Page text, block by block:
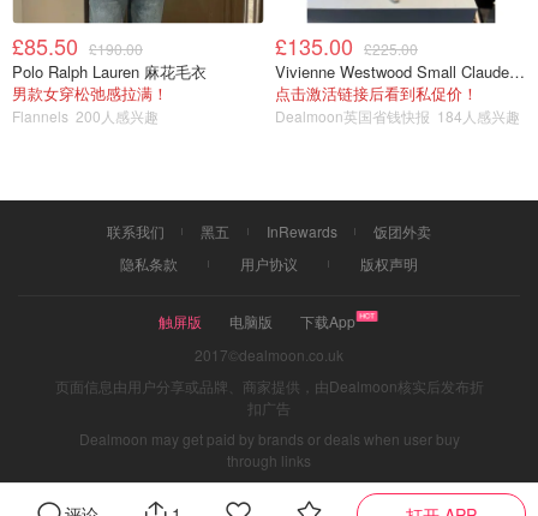
£85.50 £190.00
Polo Ralph Lauren 麻花毛衣
男款女穿松弛感拉满！
Flannels 200人感兴趣
£135.00 £225.00
Vivienne Westwood Small Claude 珍珠项链
点击激活链接后看到私促价！
Dealmoon英国省钱快报 184人感兴趣
联系我们 黑五 InRewards
饭团外卖
隐私条款
用户协议 版权声明
触屏版 电脑版
下载App
2017©dealmoon.co.uk
页面信息由用户分享或品牌、商家提供，由Dealmoon核实后发布折
扣广告
Dealmoon may get paid by brands or deals when user buy
through links